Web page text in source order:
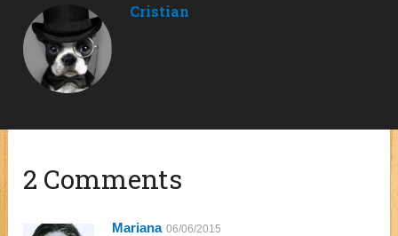
Cristian
2 Comments
Mariana 06/06/2015